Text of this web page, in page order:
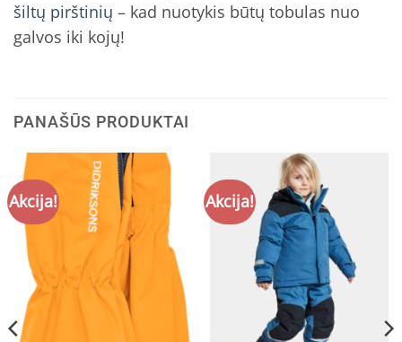
šiltų pirštinių – kad nuotykis būtų tobulas nuo
galvos iki kojų!
PANAŠŪS PRODUKTAI
Akcija! Akcija!